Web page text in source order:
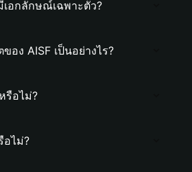
เอกลักษณ์เฉพาะตัว?
อง AISF เป็นอย่างไร?
รือไม่?
อไม่?